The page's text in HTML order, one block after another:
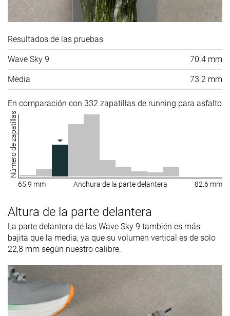
Resultados de las pruebas
Wave Sky 9 70.4 mm
Media 73.2 mm
En comparación con 332 zapatillas de running para asfalto
Número de zapatillas
65.9 mm Anchura de la parte delantera 82.6 mm
Altura de la parte delantera
La parte delantera de las Wave Sky 9 también es más
bajita que la media, ya que su volumen vertical es de solo
22,8 mm según nuestro calibre.